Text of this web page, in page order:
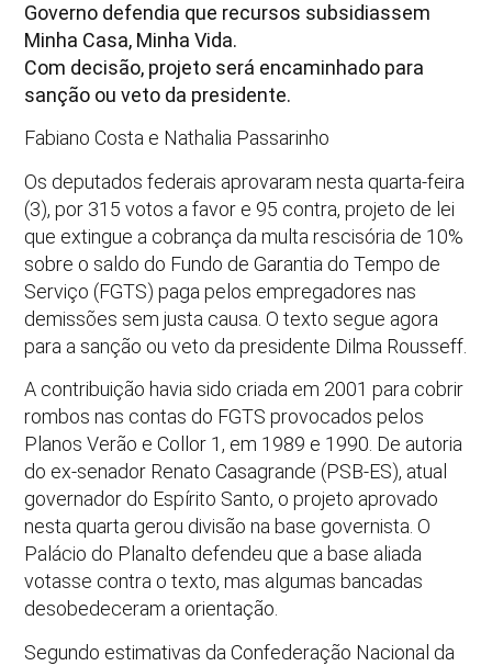
Governo defendia que recursos subsidiassem
Minha Casa, Minha Vida.
Com decisão, projeto será encaminhado para
sanção ou veto da presidente.
Fabiano Costa e Nathalia Passarinho
Os deputados federais aprovaram nesta quarta-feira
(3), por 315 votos a favor e 95 contra, projeto de lei
que extingue a cobrança da multa rescisória de 10%
sobre o saldo do Fundo de Garantia do Tempo de
Serviço (FGTS) paga pelos empregadores nas
demissões sem justa causa. O texto segue agora
para a sanção ou veto da presidente Dilma Rousseff.
A contribuição havia sido criada em 2001 para cobrir
rombos nas contas do FGTS provocados pelos
Planos Verão e Collor 1, em 1989 e 1990. De autoria
do ex-senador Renato Casagrande (PSB-ES), atual
governador do Espírito Santo, o projeto aprovado
nesta quarta gerou divisão na base governista. O
Palácio do Planalto defendeu que a base aliada
votasse contra o texto, mas algumas bancadas
desobedeceram a orientação.
Segundo estimativas da Confederação Nacional da